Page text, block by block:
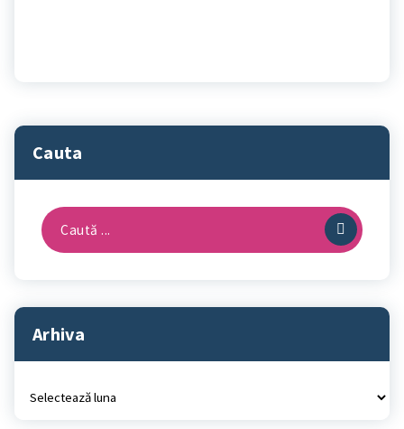
Cauta
Caută
după:
Arhiva